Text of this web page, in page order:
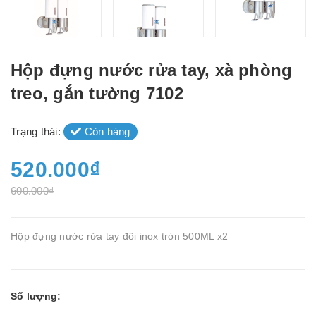
Hộp đựng nước rửa tay, xà phòng
treo, gắn tường 7102
Trạng thái: Còn hàng
520.000₫
600.000₫
Hộp đựng nước rửa tay đôi inox tròn 500ML x2
Số lượng: